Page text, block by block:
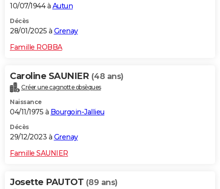
10/07/1944 à Autun
Décès
28/01/2025 à Grenay
Famille ROBBA
Caroline SAUNIER (48 ans)
Créer une cagnotte obsèques
Naissance
04/11/1975 à Bourgoin-Jallieu
Décès
29/12/2023 à Grenay
Famille SAUNIER
Josette PAUTOT (89 ans)